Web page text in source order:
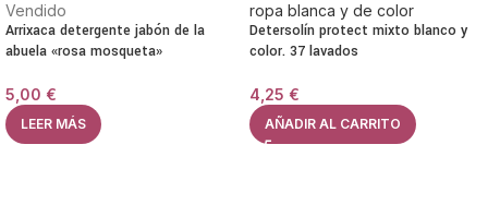
Vendido
Arrixaca detergente jabón de la
abuela «rosa mosqueta»
5,00 €
LEER MÁS
Detersolín protect mixto blanco y
color. 37 lavados
4,25 €
AÑADIR AL CARRITO